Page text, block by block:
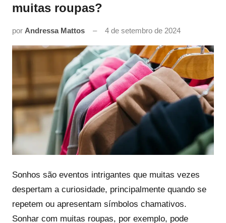
muitas roupas?
por Andressa Mattos 4 de setembro de 2024
Sonhos são eventos intrigantes que muitas vezes
despertam a curiosidade, principalmente quando se
repetem ou apresentam símbolos chamativos.
Sonhar com muitas roupas, por exemplo, pode